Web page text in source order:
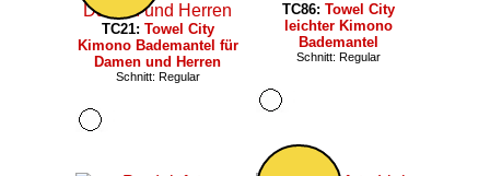
TC21: Towel City
Kimono Bademantel für
Damen und Herren
Schnitt: Regular
TC86: Towel City
leichter Kimono
Bademantel
Schnitt: Regular